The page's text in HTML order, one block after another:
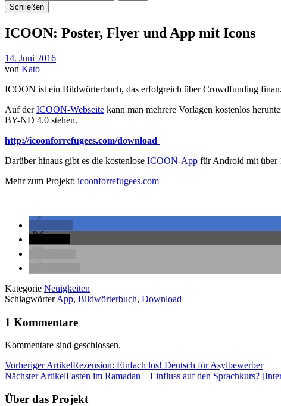
Schließen
ICOON: Poster, Flyer und App mit Icons
14. Juni 2016
von Kato
ICOON ist ein Bildwörterbuch, das erfolgreich über Crowdfunding
Auf derICOON-Webseite kann man mehrere Vorlagen kostenlos
BY-ND 4.0 stehen.
http://icoonforrefugees.com/download
Darüber hinaus gibt es die kostenlose ICOON-App für Android mit über
Mehr zum Projekt: icoonforrefugees.com
Kategorie Neuigkeiten
SchlagwörterApp, Bildwörterbuch, Download
1 Kommentare
Kommentare sind geschlossen.
Vorheriger ArtikelRezension: Einfach los! Deutsch für Asylbewerber
Nächster ArtikelFasten im Ramadan – Einfluss auf den Sprachkurs?
Über das Projekt